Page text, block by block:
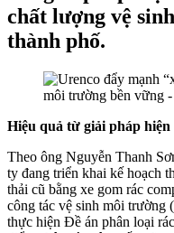
chất lượng vệ
thành phố.
Hiệu quả từ giải pháp
Theo ông Nguyễn Thanh
ty đang triển khai kế hoạch
thải cũ bằng xe gom rác
công tác vệ sinh môi
thực hiện Đề án phân loại